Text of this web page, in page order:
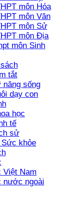
môn Hóa
môn Văn
môn Sử
môn Địa
môn Sinh
tắt
năng sống
dạy con
học
tế
sử
khỏe
Việt Nam
nước ngoài